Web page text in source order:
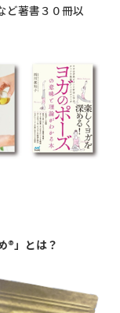
ど著書３０冊以
® 」とは？